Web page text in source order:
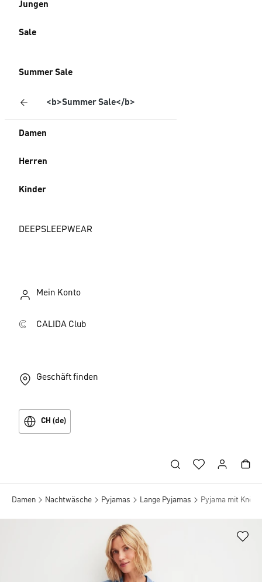
Jungen
Sale
Summer Sale
<b>Summer Sale</b>
Damen
Herren
Kinder
DEEPSLEEPWEAR
Mein Konto
CALIDA Club
Geschäft finden
CH (de)
Damen Nachtwäsche Pyjamas Lange Pyjamas Pyjama mit